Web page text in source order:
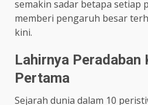
semakin sadar betapa setiap
memberi pengaruh besar
kini.
Lahirnya Peradaban
Pertama
Sejarah dunia dalam 10